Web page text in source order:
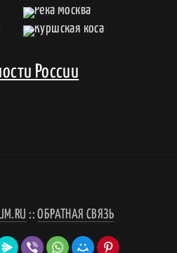
России
::ОБРАТНАЯ СВЯЗЬ